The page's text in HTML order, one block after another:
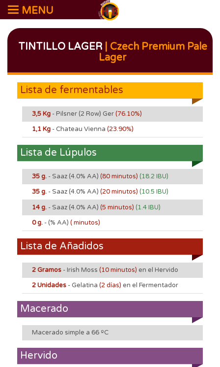
MENU
TINTILLO LAGER| Czech Premium Pale
Lager
Lista de fermentables
3,5 Kg - Pilsner (2 Row) Ger(76.10%)
1,1 Kg - Chateau Vienna (23.90%)
Lista de Lúpulos
35 g. - Saaz (4.0% AA) (80 minutos) (18.2 IBU)
35 g. - Saaz(4.0% AA) (20 minutos) (10.5 IBU)
14 g. - Saaz (4.0% AA) (5 minutos) (1.4 IBU)
0 g. -(% AA) ( minutos)
Lista de Añadidos
2 Gramos - Irish Moss (10 minutos) en el Hervido
2 Unidades - Gelatina (2 días) en el Fermentador
Macerado
Macerado simple a 66 ºC
Hervido